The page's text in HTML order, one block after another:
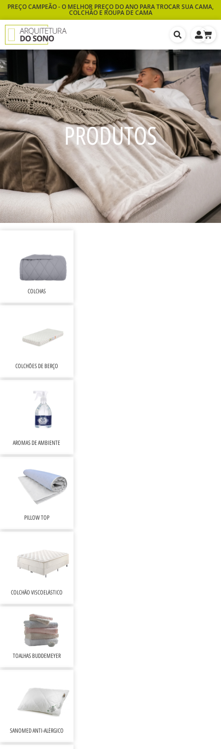
PREÇO CAMPEÃO - O MELHOR PREÇO DO ANO PARA TROCAR SUA CAMA,
COLCHÃO E ROUPA DE CAMA
PRODUTOS
SANOMED ANTI-ALÉRGICO
TOALHAS BUDDEMEYER
COLCHÃO VISCOELÁSTICO
PILLOW TOP
AROMAS DE AMBIENTE
COLCHÕES DE BERÇO
COLCHAS